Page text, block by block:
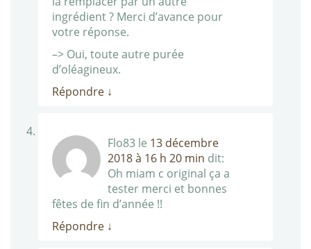
ingrédient ? Merci d’avance pour
votre réponse.
–> Oui, toute autre purée
d’oléagineux.
Répondre ↓
Flo83 le 13 décembre
2018 à 16 h 20 min dit:
Oh miam c original ça a
tester merci et bonnes
fêtes de fin d’année !!
Répondre ↓